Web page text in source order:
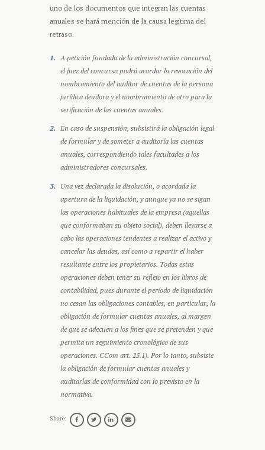
uno de los documentos que integran las cuentas
anuales se hará mención de la causa legítima del
retraso.
A petición fundada de la administración concursal,
el juez del concurso podrá acordar la revocación del
nombramiento del auditor de cuentas de la persona
jurídica deudora y el nombramiento de otro para la
verificación de las cuentas anuales.
En caso de suspensión, subsistirá la obligación legal
de formular y de someter a auditoría las cuentas
anuales, correspondiendo tales facultades a los
administradores concursales.
Una vez declarada la disolución, o acordada la
apertura de la liquidación, y aunque ya no se sigan
las operaciones habituales de la empresa (aquellas
que conformaban su objeto social), deben llevarse a
cabo las operaciones tendentes a realizar el activo y
cancelar las deudas, así como a repartir el haber
resultante entre los propietarios. Todas estas
operaciones deben tener su reflejo en los libros de
contabilidad, pues durante el período de liquidación
no cesan las obligaciones contables, en particular, la
obligación de formular cuentas anuales, al margen
de que se adecuen a los fines que se pretenden y que
permita un seguimiento cronológico de sus
operaciones. CCom art. 25.1). Por lo tanto, subsiste
la obligación de formular cuentas anuales y
auditarlas de conformidad con lo previsto en la
normativa.
Share: